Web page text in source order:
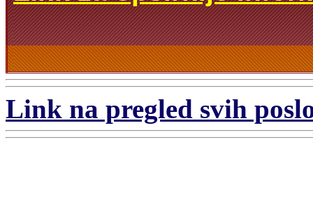
Link na pregled svih